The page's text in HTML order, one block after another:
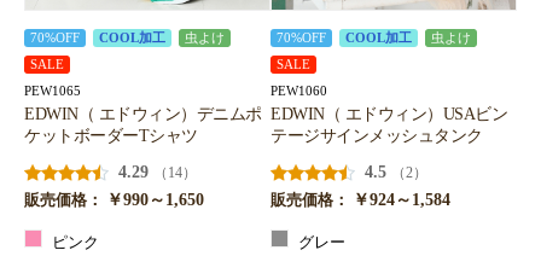
70%OFF COOL加工
虫よけ
SALE
PEW1065
EDWIN（ エドウィン）デニムポ
ケットボーダーTシャツ
4.29
（14）
販売価格：
￥990～1,650
ピンク
70%OFF COOL加工
虫よけ
SALE
PEW1060
EDWIN（ エドウィン）USAビン
テージサインメッシュタンク
4.5
（2）
販売価格：
￥924～1,584
グレー